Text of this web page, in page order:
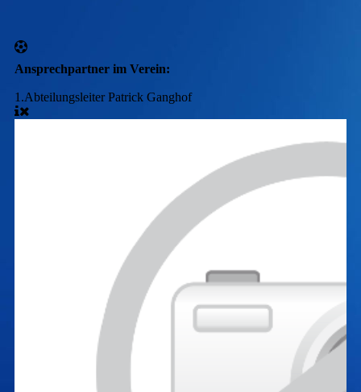
Ansprechpartner im Verein:
1.Abteilungsleiter Patrick Ganghof